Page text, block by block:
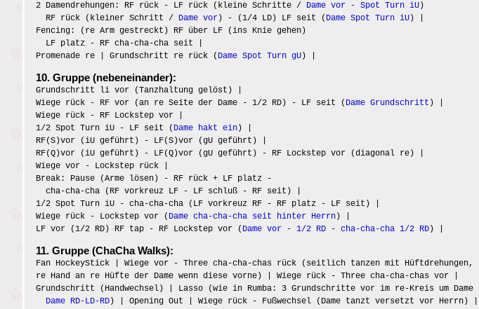
2 Damendrehungen: RF rück - LF rück (kleine Schritte / Dame vor - Spot Turn iU )
RF rück (kleiner Schritt / Dame vor ) - (1/4 LD) LF seit ( Dame Spot Turn iU ) |
Fencing: (re Arm gestreckt) RF über LF (ins Knie gehen)
LF platz - RF cha-cha-cha seit |
Promenade re | Grundschritt re rück ( Dame Spot Turn gU ) |
10. Gruppe (nebeneinander):
Grundschritt li vor (Tanzhaltung gelöst) |
Wiege rück - RF vor (an re Seite der Dame - 1/2 RD) - LF seit ( Dame Grundschritt ) |
Wiege rück - RF Lockstep vor |
1/2 Spot Turn iU - LF seit ( Dame hakt ein ) |
RF(S)vor (iU geführt) - LF(S)vor (gU geführt) |
RF(Q)vor (iU geführt) - LF(Q)vor (gU geführt) - RF Lockstep vor (diagonal re) |
Wiege vor - Lockstep rück |
Break: Pause (Arme lösen) - RF rück + LF platz -
cha-cha-cha (RF vorkreuz LF - LF schluß - RF seit) |
1/2 Spot Turn iU - cha-cha-cha (LF vorkreuz RF - RF platz - LF seit) |
Wiege rück - Lockstep vor ( Dame cha-cha-cha seit hinter Herrn ) |
LF vor (1/2 RD) RF tap - RF Lockstep vor ( Dame vor - 1/2 RD - cha-cha-cha 1/2 RD ) |
11. Gruppe (ChaCha Walks):
Fan HockeyStick | Wiege vor - Three cha-cha-chas rück (seitlich tanzen mit Hüftdrehungen,
re Hand an re Hüfte der Dame wenn diese vorne) | Wiege rück - Three cha-cha-chas vor |
Grundschritt (Handwechsel) | Lasso (wie in Rumba: 3 Grundschritte vor im re-Kreis um Dame
Dame RD-LD-RD ) | Opening Out | Wiege rück - Fußwechsel (Dame tanzt versetzt vor Herrn) |